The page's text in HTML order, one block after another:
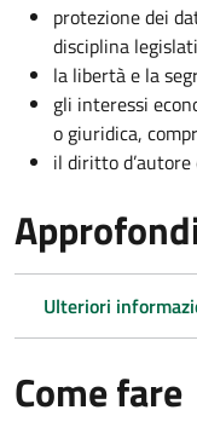
protezione dei
disciplina
la libertà e la
gli interessi
o giuridica,
il diritto
Ulteriori
Come fare